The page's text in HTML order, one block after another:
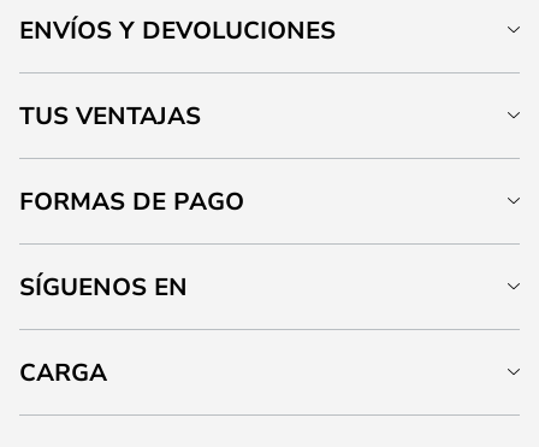
ENVÍOS Y DEVOLUCIONES
TUS VENTAJAS
FORMAS DE PAGO
SÍGUENOS EN
CARGA